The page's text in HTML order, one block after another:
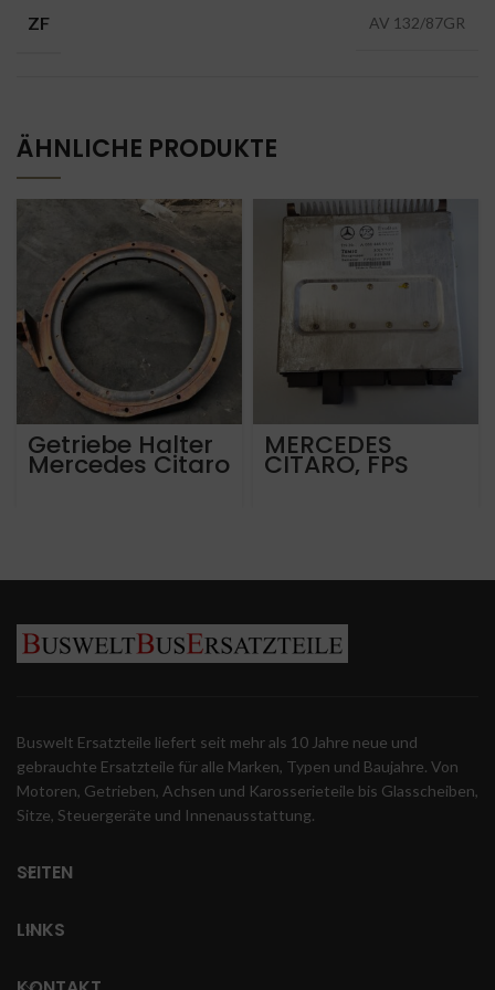
ZF AV 132/87GR
ÄHNLICHE PRODUKTE
Getriebe Halter
Mercedes Citaro
OM457hla &
MERCEDES
CITARO, FPS
STEUERGERAT
Buswelt Ersatzteile liefert seit mehr als 10 Jahre neue und
gebrauchte Ersatzteile für alle Marken, Typen und Baujahre. Von
Motoren, Getrieben, Achsen und Karosserieteile bis Glasscheiben,
Sitze, Steuergeräte und Innenausstattung.
SEITEN
LINKS